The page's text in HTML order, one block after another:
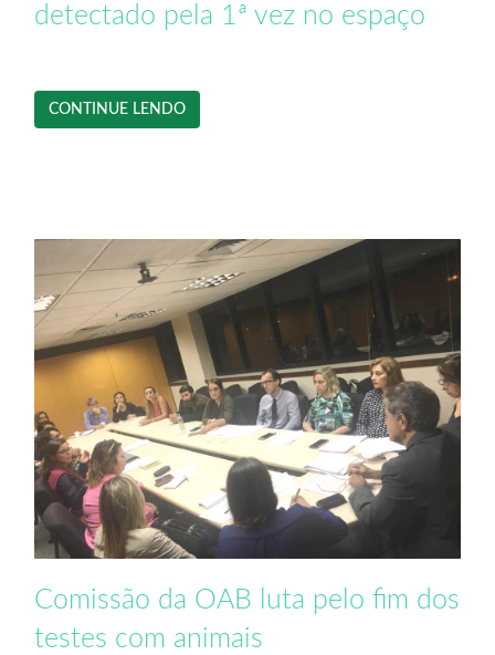
detectado pela 1ª vez no espaço
CONTINUE LENDO
Comissão da OAB luta pelo fim dos
testes com animais